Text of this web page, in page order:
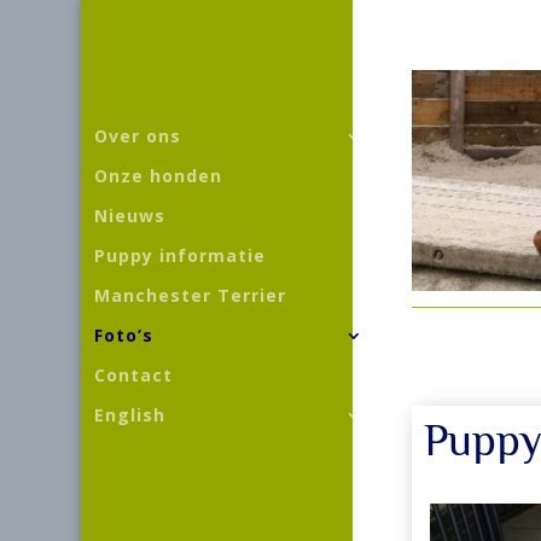
Over ons
Onze honden
Nieuws
Puppy informatie
Manchester Terrier
Foto’s
Contact
English